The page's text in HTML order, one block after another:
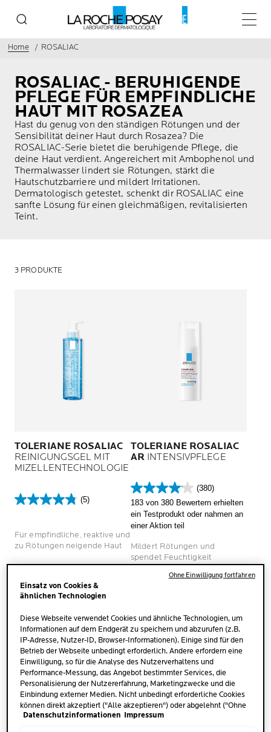
Home ROSALIAC
ROSALIAC - BERUHIGENDE
PFLEGE FÜR EMPFINDLICHE
HAUT MIT ROSAZEA
Hast du genug von den ständigen Rötungen und der
Sensibilität deiner Haut durch Rosazea? Die
ROSALIAC-Serie bietet die beruhigende Pflege, die
deine Haut verdient. Angereichert mit Ambophenol und
Thermalwasser lindert sie Rötungen, stärkt die
Hautschutzbarriere und mildert Irritationen.
Dermatologisch getestet, schenkt dir ROSALIAC eine
sanfte Lösung für einen gleichmäßigen, revitalisierten
Teint.
3 PRODUKTE
TOLERIANE ROSALIAC
REINIGUNGSGEL MIT
MIZELLENTECHNOLOGIE
(5)
4.8
Sternen.
5
Bewertungen
Für empfindliche, reaktive und
zu Rötungen neigende Haut
JETZT KAUFEN
TOLERIANE ROSALIAC
AR INTENSIVPFLEGE
(380)
4.1
von
5
Sternen.
Bewertungen
183 von 380 Bewertern erhielten
ein Testprodukt oder nahmen an
einer Aktion teil
Mildert Rötungen und
spendet Feuchtigkeit
Einsatz von Cookies &
ähnlichen Technologien
Diese Webseite verwendet Cookies und ähnliche Technologien, um
Informationen auf dem Endgerät zu speichern und abzurufen (z.B.
IP-Adresse, Nutzer-ID, Browser-Informationen). Einige sind für den
Betrieb der Webseite unbedingt erforderlich. Andere erfordern eine
Einwilligung, so für die Analyse des Nutzerverhaltens und
Performance-Messung, das Angebot bestimmter Services, die
Personalisierung der Nutzererfahrung, Marketingzwecke und die
Einbindung externer Medien. Nicht unbedingt erforderliche Cookies
können direkt akzeptiert ("Alle akzeptieren") oder abgelehnt ("Ohne
Einwilligung fortfahren") werden. Individuelle Anpassungen der
Datenschutzinformationen Impressum
Ohne Einwilligung fortfahren